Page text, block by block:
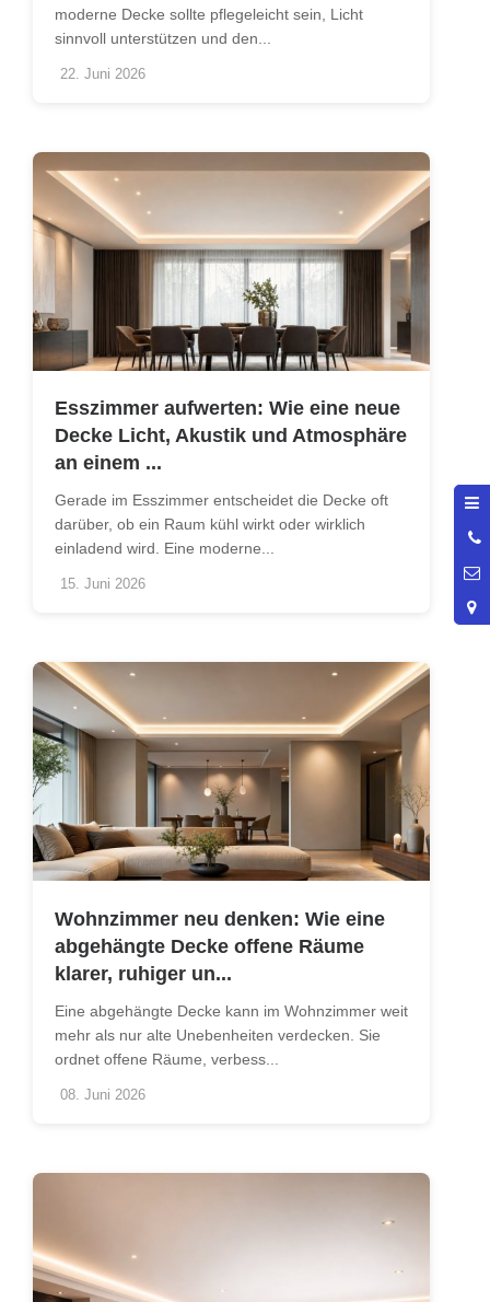
moderne Decke sollte pflegeleicht sein, Licht
sinnvoll unterstützen und den...
22. Juni 2026
Esszimmer aufwerten: Wie eine neue
Decke Licht, Akustik und Atmosphäre
an einem ...
Gerade im Esszimmer entscheidet die Decke oft
darüber, ob ein Raum kühl wirkt oder wirklich
einladend wird. Eine moderne...
15. Juni 2026
Wohnzimmer neu denken: Wie eine
abgehängte Decke offene Räume
klarer, ruhiger un...
Eine abgehängte Decke kann im Wohnzimmer weit
mehr als nur alte Unebenheiten verdecken. Sie
ordnet offene Räume, verbess...
08. Juni 2026